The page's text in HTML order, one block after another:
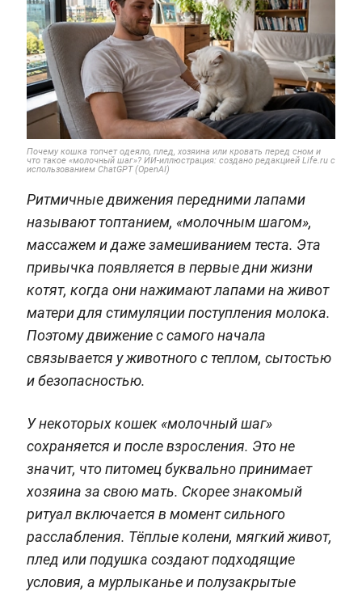
Почему кошка топчет одеяло, плед, хозяина или кровать перед сном и
что такое «молочный шаг»? ИИ-иллюстрация: создано редакцией Life.ru с
использованием ChatGPT (OpenAI)
Ритмичные движения передними лапами
называют топтанием, «молочным шагом»,
массажем и даже замешиванием теста. Эта
привычка появляется в первые дни жизни
котят, когда они нажимают лапами на живот
матери для стимуляции поступления молока.
Поэтому движение с самого начала
связывается у животного с теплом, сытостью
и безопасностью.
У некоторых кошек «молочный шаг»
сохраняется и после взросления. Это не
значит, что питомец буквально принимает
хозяина за свою мать. Скорее знакомый
ритуал включается в момент сильного
расслабления. Тёплые колени, мягкий живот,
плед или подушка создают подходящие
условия, а мурлыканье и полузакрытые